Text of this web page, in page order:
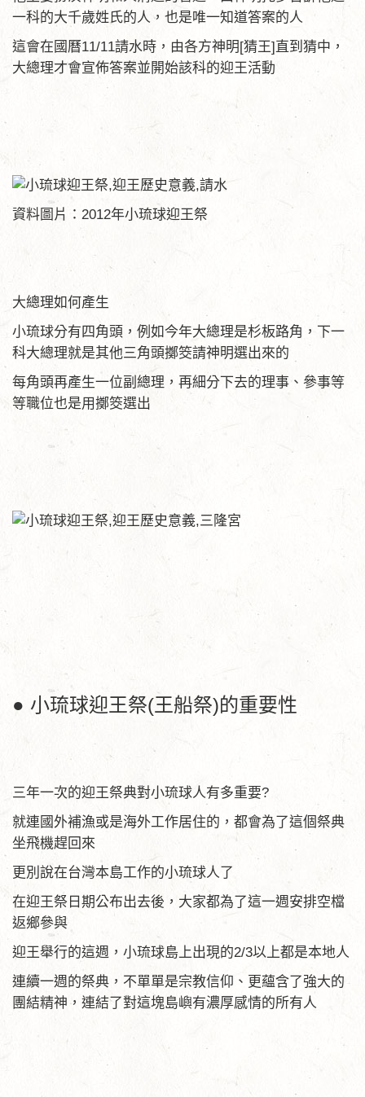
一科的大千歲姓氏的人，也是唯一知道答案的人
這會在國曆11/11請水時，由各方神明[猜王]直到猜中，
大總理才會宣佈答案並開始該科的迎王活動
資料圖片：2012年小琉球迎王祭
大總理如何產生
小琉球分有四角頭，例如今年大總理是杉板路角，下一
科大總理就是其他三角頭擲筊請神明選出來的
每角頭再產生一位副總理，再細分下去的理事、參事等
等職位也是用擲筊選出
● 小琉球迎王祭(王船祭)的重要性
三年一次的迎王祭典對小琉球人有多重要?
就連國外補漁或是海外工作居住的，都會為了這個祭典
坐飛機趕回來
更別說在台灣本島工作的小琉球人了
在迎王祭日期公布出去後，大家都為了這一週安排空檔
返鄉參與
迎王舉行的這週，小琉球島上出現的2/3以上都是本地人
連續一週的祭典，不單單是宗教信仰、更蘊含了強大的
團結精神，連結了對這塊島嶼有濃厚感情的所有人